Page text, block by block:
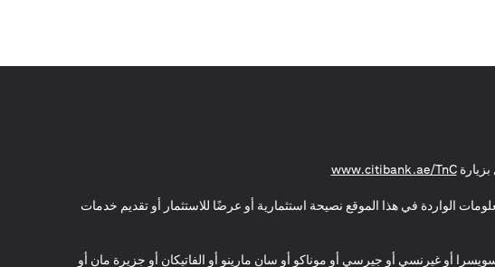
www.citibank.ae/TnC
(opens in a new tab)
الواردة في هذا الموقع نصيحة استثمارية أو عرضًا للاستثمار أو تقديم خدمات
سويسرا أو غيرنسي أو جيرسي أو موناكو أو سان مارينو أو الفاتيكان أو جزيرة مان أو